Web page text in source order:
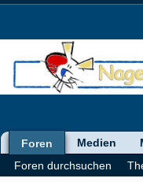
Foren
Foren durchsuchen
Medien